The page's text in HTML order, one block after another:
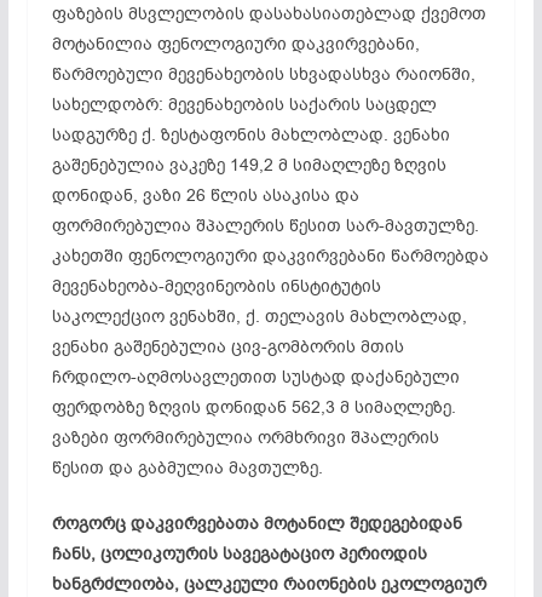
ფაზების მსვლელობის დასახასიათებლად ქვემოთ
მოტანილია ფენოლოგიური დაკვირვებანი,
წარმოებული მევენახეობის სხვადასხვა რაიონში,
სახელდობრ: მევენახეობის საქარის საცდელ
სადგურზე ქ. ზესტაფონის მახლობლად. ვენახი
გაშენებულია ვაკეზე 149,2 მ სიმაღლეზე ზღვის
დონიდან, ვაზი 26 წლის ასაკისა და
ფორმირებულია შპალერის წესით სარ-მავთულზე.
კახეთში ფენოლოგიური დაკვირვებანი წარმოებდა
მევენახეობა-მეღვინეობის ინსტიტუტის
საკოლექციო ვენახში, ქ. თელავის მახლობლად,
ვენახი გაშენებულია ცივ-გომბორის მთის
ჩრდილო-აღმოსავლეთით სუსტად დაქანებული
ფერდობზე ზღვის დონიდან 562,3 მ სიმაღლეზე.
ვაზები ფორმირებულია ორმხრივი შპალერის
წესით და გაბმულია მავთულზე.
როგორც დაკვირვებათა მოტანილ შედეგებიდან
ჩანს, ცოლიკოურის სავეგატაციო პერიოდის
ხანგრძლიობა, ცალკეული რაიონების ეკოლოგიურ